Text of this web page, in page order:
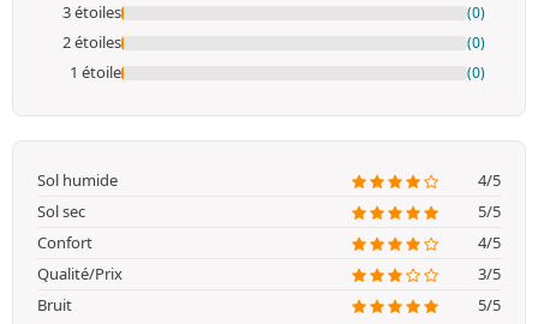
3 étoiles (0)
2 étoiles (0)
1 étoile (0)
Sol humide
4/5
Sol sec
5/5
Confort
4/5
Qualité/Prix
3/5
Bruit
5/5